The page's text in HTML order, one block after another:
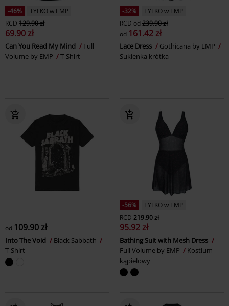
-46%
TYLKO w EMP
RCD 129.90 zł
69.90 zł
Can You Read My Mind
Full
Volume by EMP
T-Shirt
-32%
TYLKO w EMP
RCD od 239.90 zł
od 161.42 zł
Lace Dress
Gothicana by EMP
Sukienka krótka
od 109.90 zł
Into The Void
Black Sabbath
T-Shirt
-56%
TYLKO w EMP
RCD 219.90 zł
95.92 zł
Bathing Suit with Mesh Dress
Full Volume by EMP
Kostium
kąpielowy